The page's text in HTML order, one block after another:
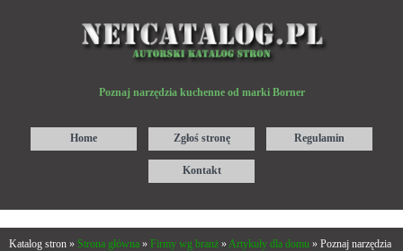
Poznaj narzędzia kuchenne od marki Borner
Home Zgłoś stronę Regulamin
Kontakt
Katalog stron » Strona główna » Firmy wg branż » Artykuły dla domu » Poznaj narzędzia